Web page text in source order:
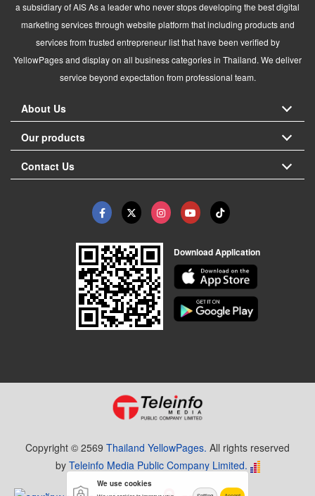
a subsidiary of AIS As a leader who never stops developing the best digital
marketing services through website platform that including products and
services from trusted entrepreneur list that have been verified by
YellowPages and display on all business categories in Thailand. We deliver
service beyond expectation from professional team.
About Us
Our products
Contact Us
Download Application
Copyright © 2569 Thailand YellowPages. All rights reserved
by Teleinfo Media Public Company Limited.
We use cookies